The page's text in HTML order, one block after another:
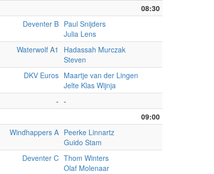
08:30
Deventer B Paul Snijders
Julia Lens
Waterwolf A1
Hadassah Murczak
Steven
DKV Euros Maartje van der Lingen
Jelte Klas Wijnja
- -
09:00
Windhappers A Peerke Linnartz
Guido Stam
Deventer C Thom Winters
Olaf Molenaar